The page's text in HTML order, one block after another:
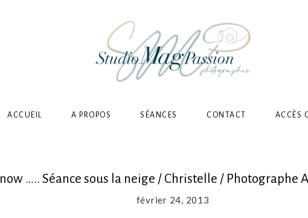
ACCUEIL A PROPOS SÉANCES CONTACT ACCÈS
….. Séance sous la neige / Christelle / Photographe
février 24, 2013